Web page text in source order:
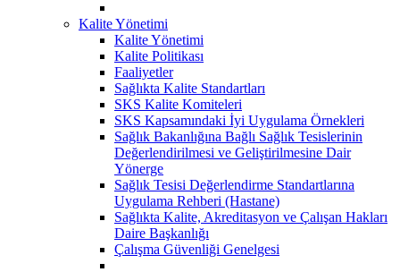
Kalite Yönetimi
Kalite Yönetimi
Kalite Politikası
Faaliyetler
Sağlıkta Kalite Standartları
SKS Kalite Komiteleri
SKS Kapsamındaki İyi Uygulama Örnekleri
Sağlık Bakanlığına Bağlı Sağlık Tesislerinin
Değerlendirilmesi ve Geliştirilmesine Dair
Yönerge
Sağlık Tesisi Değerlendirme Standartlarına
Uygulama Rehberi (Hastane)
Sağlıkta Kalite, Akreditasyon ve Çalışan Hakları
Daire Başkanlığı
Çalışma Güvenliği Genelgesi